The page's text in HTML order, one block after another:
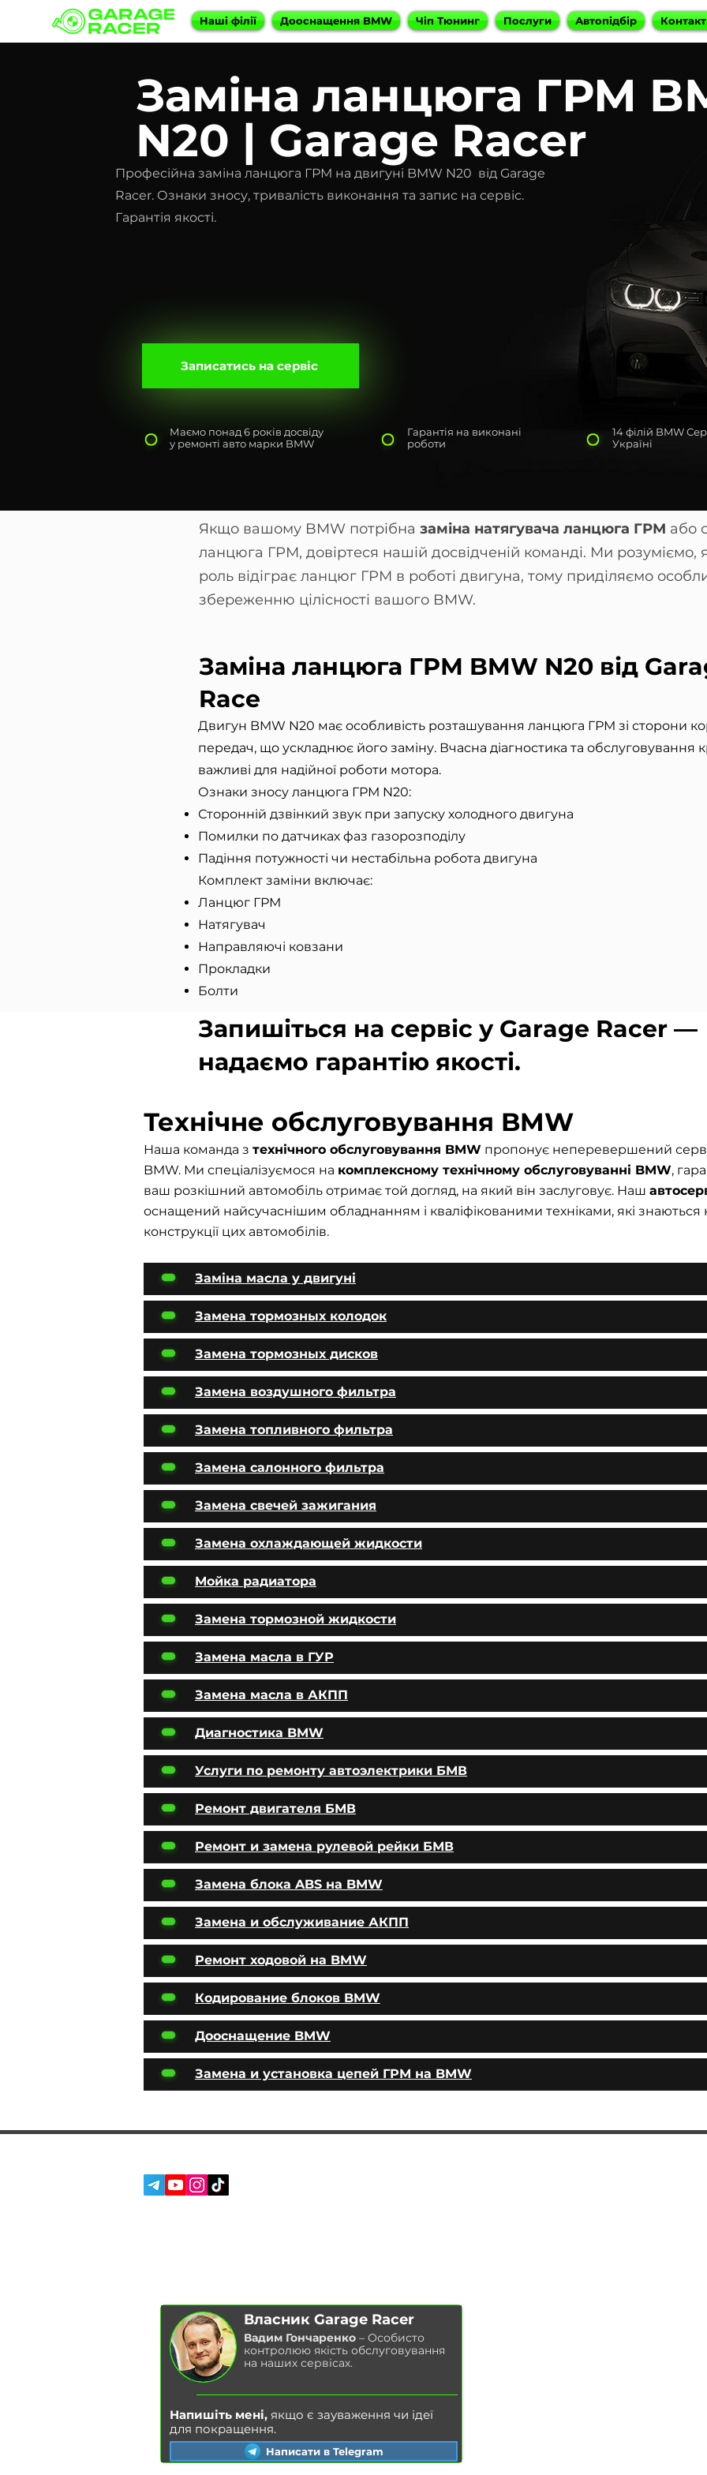
Наші філії Дооснащення BMW Чіп Тюнинг Послуги Автопідбір
Заміна ланцюга ГРМ
N20 | Garage Racer
Професійна заміна ланцюга ГРМ на двигуні BMW N20 від Garage
Racer. Ознаки зносу, тривалість виконання та запис на сервіс.
Гарантія якості.
Записатись на сервіс
Маємо понад 6 років досвіду
у ремонті авто марки BMW
Гарантія на виконані
роботи
14 філій BMW
Україні
Якщо вашому BMW потрібна заміна натягувача ланцюга ГРМ або
ланцюга ГРМ, довіртеся нашій досвідченій команді. Ми розуміємо,
роль відіграє ланцюг ГРМ в роботі двигуна, тому приділяємо
збереженню цілісності вашого BMW.
Заміна ланцюга ГРМ BMW N20 від
Race
Двигун BMW N20 має особливість розташування ланцюга ГРМ зі сторони
передач, що ускладнює його заміну. Вчасна діагностика та обслуговування
важливі для надійної роботи мотора.
Ознаки зносу ланцюга ГРМ N20:
Сторонній дзвінкий звук при запуску холодного двигуна
Помилки по датчиках фаз газорозподілу
Падіння потужності чи нестабільна робота двигуна
Комплект заміни включає:
Ланцюг ГРМ
Натягувач
Направляючі ковзани
Прокладки
Болти
Запишіться на сервіс у Garage Racer —
надаємо гарантію якості.
Технічне обслуговування BMW
Наша команда з технічного обслуговування BMW пропонує неперевершений
BMW. Ми спеціалізуємося на комплексному технічному обслуговуванні BMW,
ваш розкішний автомобіль отримає той догляд, на який він заслуговує. Наш
оснащений найсучаснішим обладнанням і кваліфікованими техніками, які знаються
конструкції цих автомобілів.
Заміна масла у двигуні
Замена тормозных колодок
Замена тормозных дисков
Замена воздушного фильтра
Замена топливного фильтра
Замена салонного фильтра
Замена свечей зажигания
Замена охлаждающей жидкости
Мойка радиатора
Замена тормозной жидкости
Замена масла в ГУР
Замена масла в АКПП
Диагностика BMW
Услуги по ремонту автоэлектрики БМВ
Ремонт двигателя БМВ
Ремонт и замена рулевой рейки БМВ
Замена блока ABS на BMW
Замена и обслуживание АКПП
Ремонт ходовой на BMW
Кодирование блоков BMW
Дооснащение BMW
Замена и установка цепей ГРМ на BMW
Власник Garage Racer
Вадим Гончаренко – Особисто
контролюю якість обслуговування
на наших сервісах.
Напишіть мені, якщо є зауваження чи ідеї
для покращення.
Написати в Telegram